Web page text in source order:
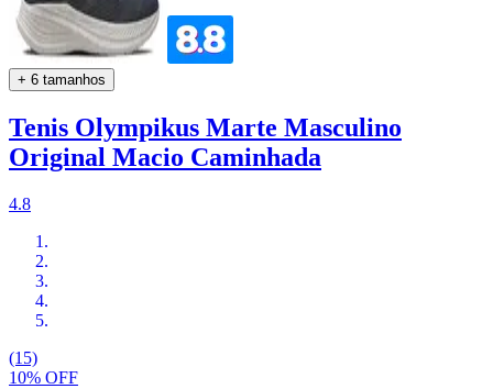
+ 6 tamanhos
Tenis Olympikus Marte Masculino
Original Macio Caminhada
4.8
(15)
10% OFF